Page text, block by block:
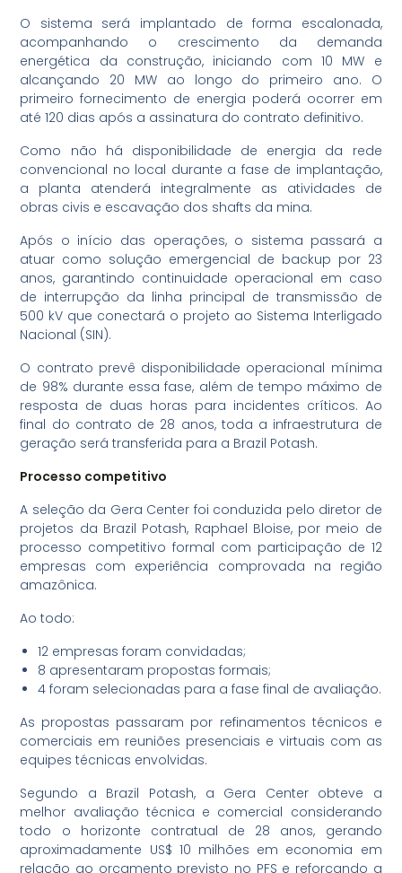
O sistema será implantado de forma escalonada,
acompanhando o crescimento da demanda
energética da construção, iniciando com 10 MW e
alcançando 20 MW ao longo do primeiro ano. O
primeiro fornecimento de energia poderá ocorrer em
até 120 dias após a assinatura do contrato definitivo.
Como não há disponibilidade de energia da rede
convencional no local durante a fase de implantação,
a planta atenderá integralmente as atividades de
obras civis e escavação dos shafts da mina.
Após o início das operações, o sistema passará a
atuar como solução emergencial de backup por 23
anos, garantindo continuidade operacional em caso
de interrupção da linha principal de transmissão de
500 kV que conectará o projeto ao Sistema Interligado
Nacional (SIN).
O contrato prevê disponibilidade operacional mínima
de 98% durante essa fase, além de tempo máximo de
resposta de duas horas para incidentes críticos. Ao
final do contrato de 28 anos, toda a infraestrutura de
geração será transferida para a Brazil Potash.
Processo competitivo
A seleção da Gera Center foi conduzida pelo diretor de
projetos da Brazil Potash, Raphael Bloise, por meio de
processo competitivo formal com participação de 12
empresas com experiência comprovada na região
amazônica.
Ao todo:
12 empresas foram convidadas;
8 apresentaram propostas formais;
4 foram selecionadas para a fase final de avaliação.
As propostas passaram por refinamentos técnicos e
comerciais em reuniões presenciais e virtuais com as
equipes técnicas envolvidas.
Segundo a Brazil Potash, a Gera Center obteve a
melhor avaliação técnica e comercial considerando
todo o horizonte contratual de 28 anos, gerando
aproximadamente US$ 10 milhões em economia em
relação ao orçamento previsto no PFS e reforçando a